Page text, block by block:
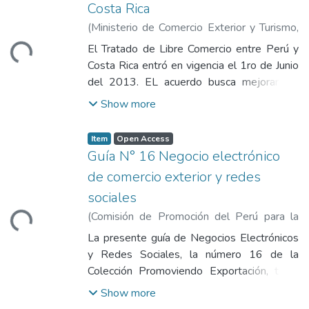
Loading...
Costa Rica
(Ministerio de Comercio Exterior y Turismo,
2013)Ministerio de Comercio Exterior y
Turismo
El Tratado de Libre Comercio entre Perú y
Costa Rica entró en vigencia el 1ro de Junio
del 2013. EL acuerdo busca mejorar las
condiciones de acceso a mercados,
intercambio comercial de bienes, servicios e
inversiones; aumentar las oportunidades de
inversión en ambos países y crear
procedimientos para la aplicación y el
cumplimiento de este acuerdo.
Show more
Loading...
Item Open Access
Guía N° 16 Negocio electrónico
de comercio exterior y redes
sociales
(Comisión de Promoción del Perú para la
Exportación y el Turismo,2014-01-01)
Comisión de Promoción del Perú para la
Exportación y el Turismo
La presente guía de Negocios Electrónicos
y Redes Sociales, la número 16 de la
Colección Promoviendo Exportación, tiene
como fin apoyar a los lectores,
Show more